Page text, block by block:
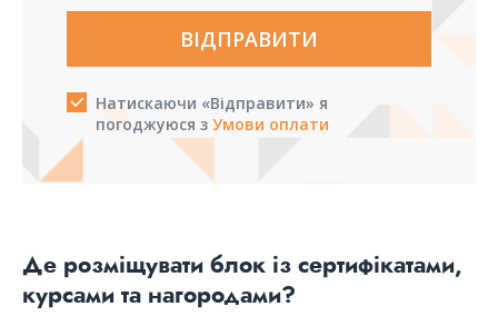
ВІДПРАВИТИ
Натискаючи «Відправити» я
погоджуюся з Умови оплати
Де розміщувати блок із сертифікатами,
курсами та нагородами?